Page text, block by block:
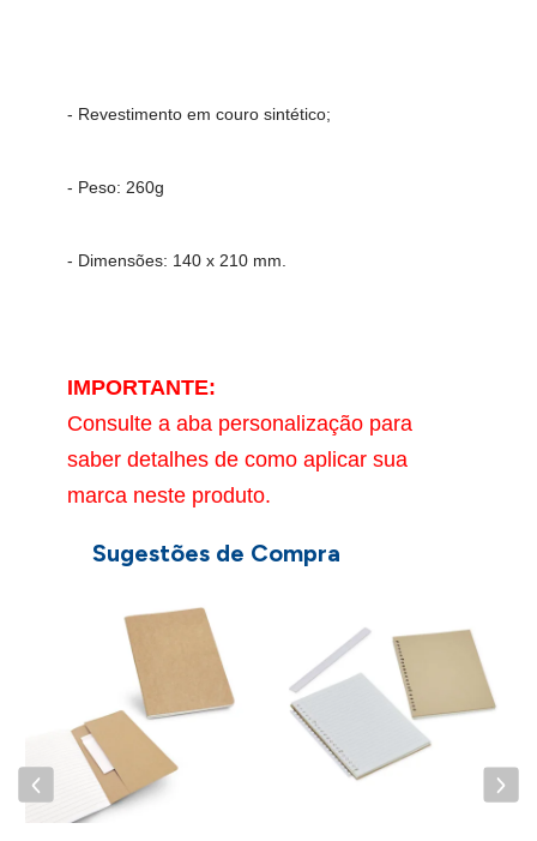
- Revestimento em couro sintético;
- Peso: 260g
- Dimensões: 140 x 210 mm.
IMPORTANTE:
Consulte a aba personalização para
saber detalhes de como aplicar sua
marca neste produto.
Sugestões de Compra